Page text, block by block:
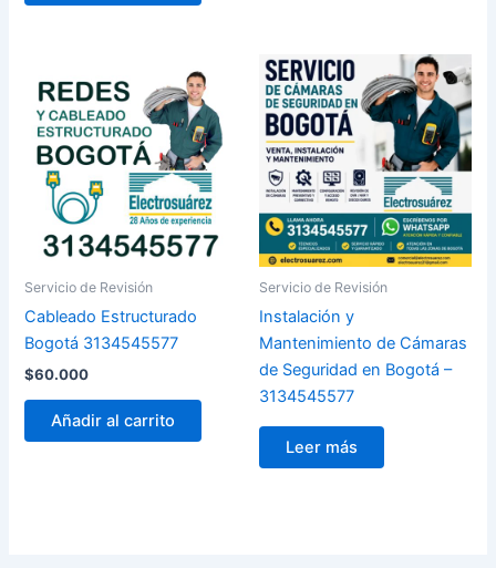
Servicio de Revisión
Cableado Estructurado
Bogotá 3134545577
$60.000
Añadir al carrito
Servicio de Revisión
Instalación y
Mantenimiento de Cámaras
de Seguridad en Bogotá –
3134545577
Leer más